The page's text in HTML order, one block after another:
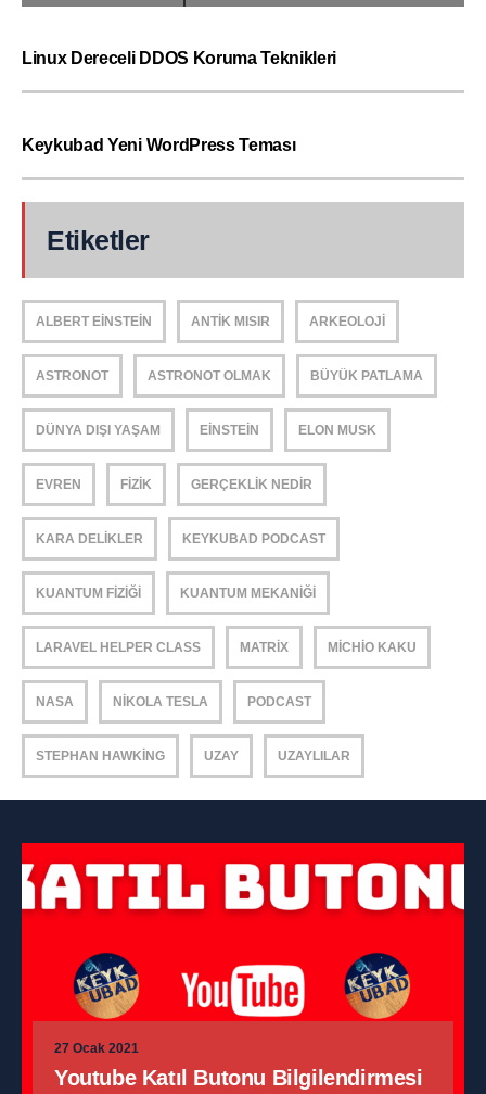
Linux Dereceli DDOS Koruma Teknikleri
Keykubad Yeni WordPress Teması
Etiketler
ALBERT EINSTEIN ANTIK MISIR ARKEOLOJI
ASTRONOT ASTRONOT OLMAK BÜYÜK PATLAMA
DÜNYA DIŞI YAŞAM EINSTEIN ELON MUSK
EVREN FIZIK GERÇEKLIK NEDIR
KARA DELIKLER KEYKUBAD PODCAST
KUANTUM FIZIĞI KUANTUM MEKANIĞI
LARAVEL HELPER CLASS MATRIX MICHIO KAKU
NASA NIKOLA TESLA PODCAST
STEPHAN HAWKING UZAY UZAYLILAR
27 Ocak 2021
Youtube Katıl Butonu Bilgilendirmesi